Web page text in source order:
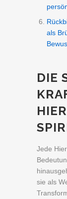
als
DIE
Jede
sie als